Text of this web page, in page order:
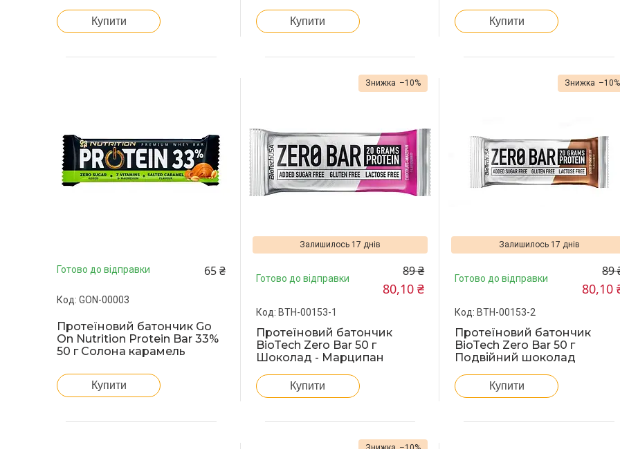
Купити Купити Купити
Готово до відправки 65 ₴
GON-00003
Протеїновий батончик Go
On Nutrition Protein Bar 33%
50 г Солона карамель
Купити
–10%
Залишилось 17 днів
Готово до відправки 89 ₴
80,10 ₴
BTH-00153-1
Протеїновий батончик
BioTech Zero Bar 50 г
Шоколад - Марципан
Купити
–10%
Залишилось 17 днів
Готово до відправки 89
80,10
BTH-00153-2
Протеїновий батончик
BioTech Zero Bar 50 г
Подвійний шоколад
Купити